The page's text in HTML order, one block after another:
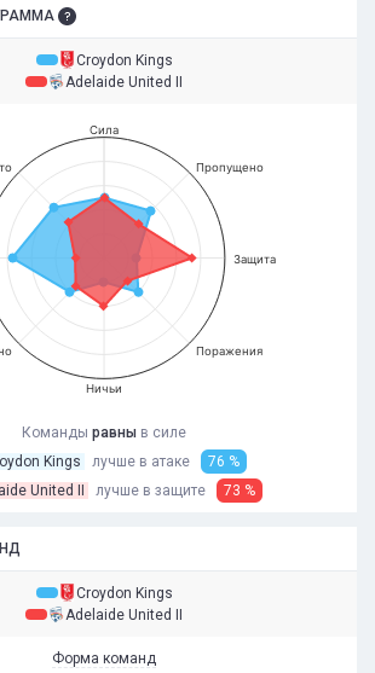
Croydon Kings
Adelaide United II
Сила
Пропущено
Защита
Поражения
Ничьи
Команды равны в силе
Kings
лучше в атаке
76 %
United II
лучше в защите 73 %
Croydon Kings
Adelaide United II
Форма команд